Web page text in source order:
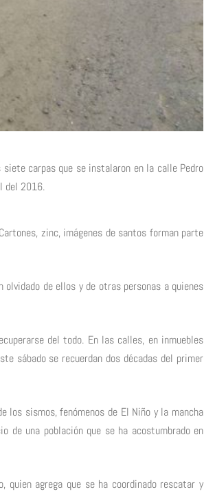
carpas que se instalaron en la calle Pedro
del 2016.
zinc, imágenes de santos forman parte
de ellos y de otras personas a quienes
del todo. En las calles, en inmuebles
sábado se recuerdan dos décadas del primer
los sismos, fenómenos de El Niño y la mancha
de una población que se ha acostumbrado en
quien agrega que se ha coordinado rescatar y